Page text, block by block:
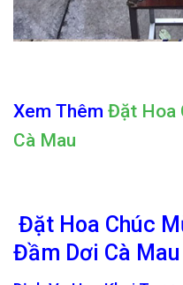
Xem Thêm Đặt Hoa
Cà Mau
Đặt Hoa Chúc
Đầm Dơi Cà